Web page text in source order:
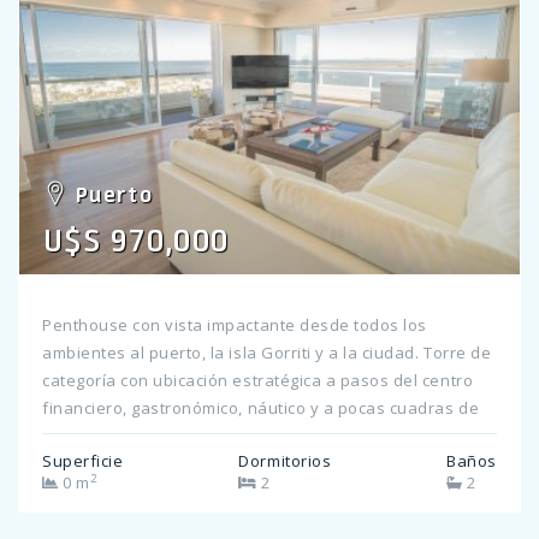
información!
Puerto
U$S 970,000
Penthouse con vista impactante desde todos los
ambientes al puerto, la isla Gorriti y a la ciudad. Torre de
categoría con ubicación estratégica a pasos del centro
financiero, gastronómico, náutico y a pocas cuadras de
la Playa Mansa. Recepción las 24 hs del día con control
de ingreso, servicio de mucamas, piscina climatizada,
solárium, sala de relax y sauna seco y húmedo.
Superficie
0 m2
Dormitorios
2
Baños
2